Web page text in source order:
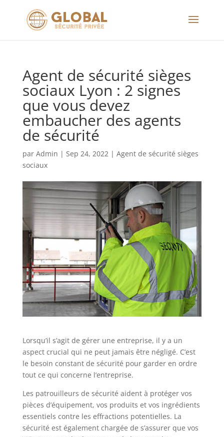
Agent de sécurité sièges
sociaux Lyon : 2 signes
que vous devez
embaucher des agents
de sécurité
par Admin | Sep 24, 2022| Agent de sécurité sièges
sociaux
Lorsqu’il s’agit de gérer une entreprise, il y a un
aspect crucial qui ne peut jamais être négligé. C’est
le besoin constant de sécurité pour garder en ordre
tout ce qui concerne l’entreprise.
Les patrouilleurs de sécurité aident à protéger vos
pièces d’équipement, vos produits et vos ingrédients
essentiels contre les effractions potentielles. La
sécurité est également chargée de s’assurer que vos